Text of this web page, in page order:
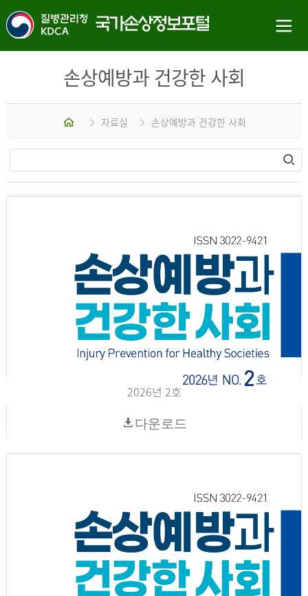
손상예방과 건강한 사회
홈 자료실 손상예방과 건강한 사회
2026년 2호
다운로드